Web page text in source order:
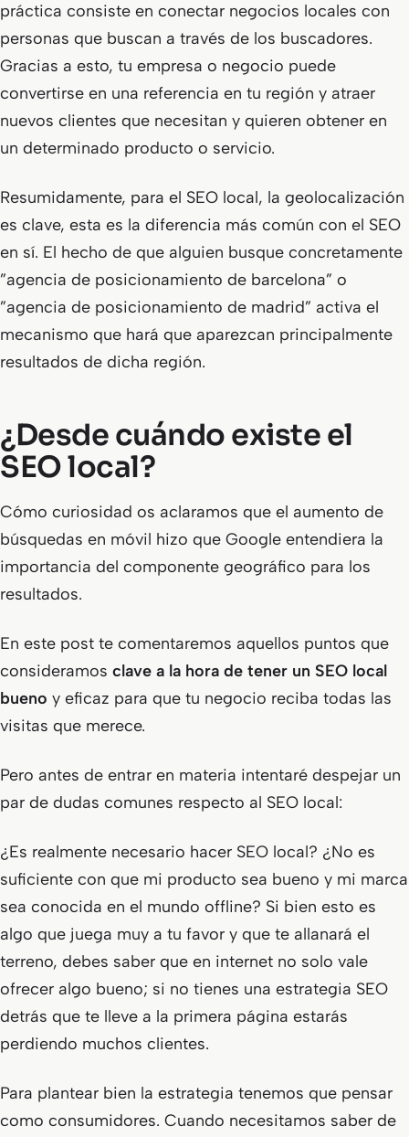
práctica consiste en conectar negocios locales con
personas que buscan a través de los buscadores.
Gracias a esto, tu empresa o negocio puede
convertirse en una referencia en tu región y atraer
nuevos clientes que necesitan y quieren obtener en
un determinado producto o servicio.
Resumidamente, para el SEO local, la geolocalización
es clave, esta es la diferencia más común con el SEO
en sí. El hecho de que alguien busque concretamente
”agencia de posicionamiento de barcelona” o
”agencia de posicionamiento de madrid” activa el
mecanismo que hará que aparezcan principalmente
resultados de dicha región.
¿Desde cuándo existe el
SEO local?
Cómo curiosidad os aclaramos que el aumento de
búsquedas en móvil hizo que Google entendiera la
importancia del componente geográfico para los
resultados.
En este post te comentaremos aquellos puntos que
consideramos clave a la hora de tener un SEO local
bueno y eficaz para que tu negocio reciba todas las
visitas que merece.
Pero antes de entrar en materia intentaré despejar un
par de dudas comunes respecto al SEO local:
¿Es realmente necesario hacer SEO local? ¿No es
suficiente con que mi producto sea bueno y mi marca
sea conocida en el mundo offline? Si bien esto es
algo que juega muy a tu favor y que te allanará el
terreno, debes saber que en internet no solo vale
ofrecer algo bueno; si no tienes una estrategia SEO
detrás que te lleve a la primera página estarás
perdiendo muchos clientes.
Para plantear bien la estrategia tenemos que pensar
como consumidores. Cuando necesitamos saber de